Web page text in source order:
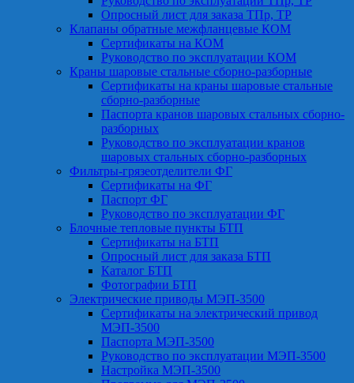
Опросный лист для заказа ТПр, ТР
Клапаны обратные межфланцевые КОМ
Сертификаты на КОМ
Руководство по эксплуатации КОМ
Краны шаровые стальные сборно-разборные
Сертификаты на краны шаровые стальные
сборно-разборные
Паспорта кранов шаровых стальных сборно-
разборных
Руководство по эксплуатации кранов
шаровых стальных сборно-разборных
Фильтры-грязеотделители ФГ
Сертификаты на ФГ
Паспорт ФГ
Руководство по эксплуатации ФГ
Блочные тепловые пункты БТП
Сертификаты на БТП
Опросный лист для заказа БТП
Каталог БТП
Фотографии БТП
Электрические приводы МЭП-3500
Сертификаты на электрический привод
МЭП-3500
Паспорта МЭП-3500
Руководство по эксплуатации МЭП-3500
Настройка МЭП-3500